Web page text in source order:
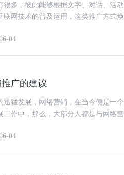
很多，彼此能够根据文字、对话、活
联网技术的普及运用，这类推广方式
04
广的建议
迅猛发展，网络营销，在当今便是一
工作中，那么，大部分人都是与网络
04